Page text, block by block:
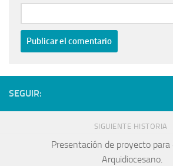
SEGUIR:
SIGUIENTE HISTORIA
Presentación de proyecto para
Arquidiocesano.